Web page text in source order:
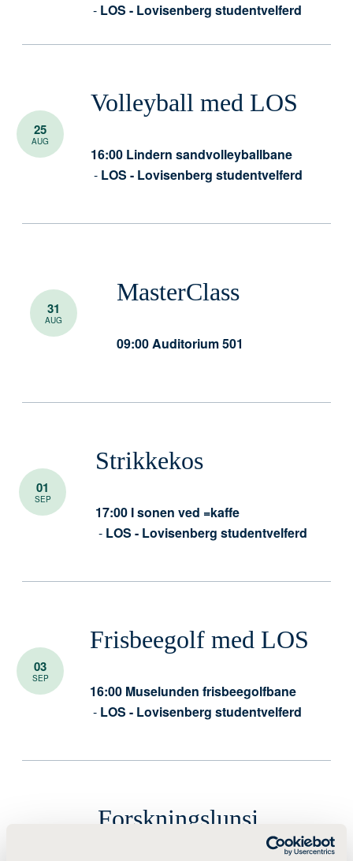
- LOS - Lovisenberg studentvelferd
25
AUG
Volleyball med LOS
16:00 Lindern sandvolleyballbane
- LOS - Lovisenberg studentvelferd
31
AUG
MasterClass
09:00Auditorium 501
01
SEP
Strikkekos
17:00 I sonen ved =kaffe
- LOS - Lovisenberg studentvelferd
03
SEP
Frisbeegolf med LOS
16:00 Muselunden frisbeegolfbane
- LOS - Lovisenberg studentvelferd
Forskningslunsj